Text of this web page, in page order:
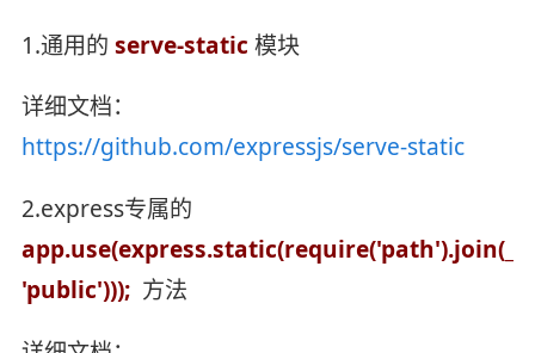
1.通用的 serve-static 模块
详细文档：
https://github.com/expressjs/serve-static
2.express专属的
'public'))); 方法